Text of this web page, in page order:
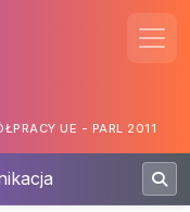
UE - PARL 2011